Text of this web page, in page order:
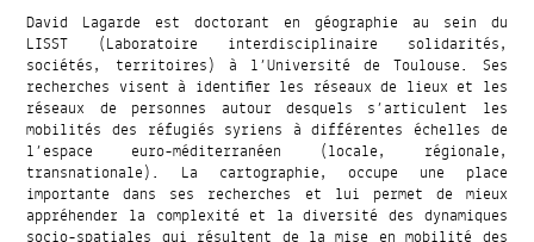
David Lagarde est doctorant en géographie au sein du
LISST (Laboratoire interdisciplinaire solidarités,
sociétés, territoires) à l’Université de Toulouse. Ses
recherches visent à identifier les réseaux de lieux et les
réseaux de personnes autour desquels s’articulent les
mobilités des réfugiés syriens à différentes échelles de
l’espace euro-méditerranéen (locale, régionale,
transnationale). La cartographie, occupe une place
importante dans ses recherches et lui permet de mieux
appréhender la complexité et la diversité des dynamiques